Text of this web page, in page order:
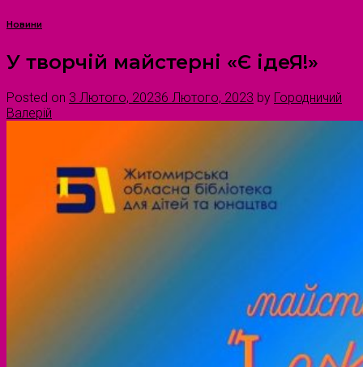
Новини
У творчій майстерні «Є ідеЯ!»
Posted on 3 Лютого, 20236 Лютого, 2023 by Городничий
Валерій